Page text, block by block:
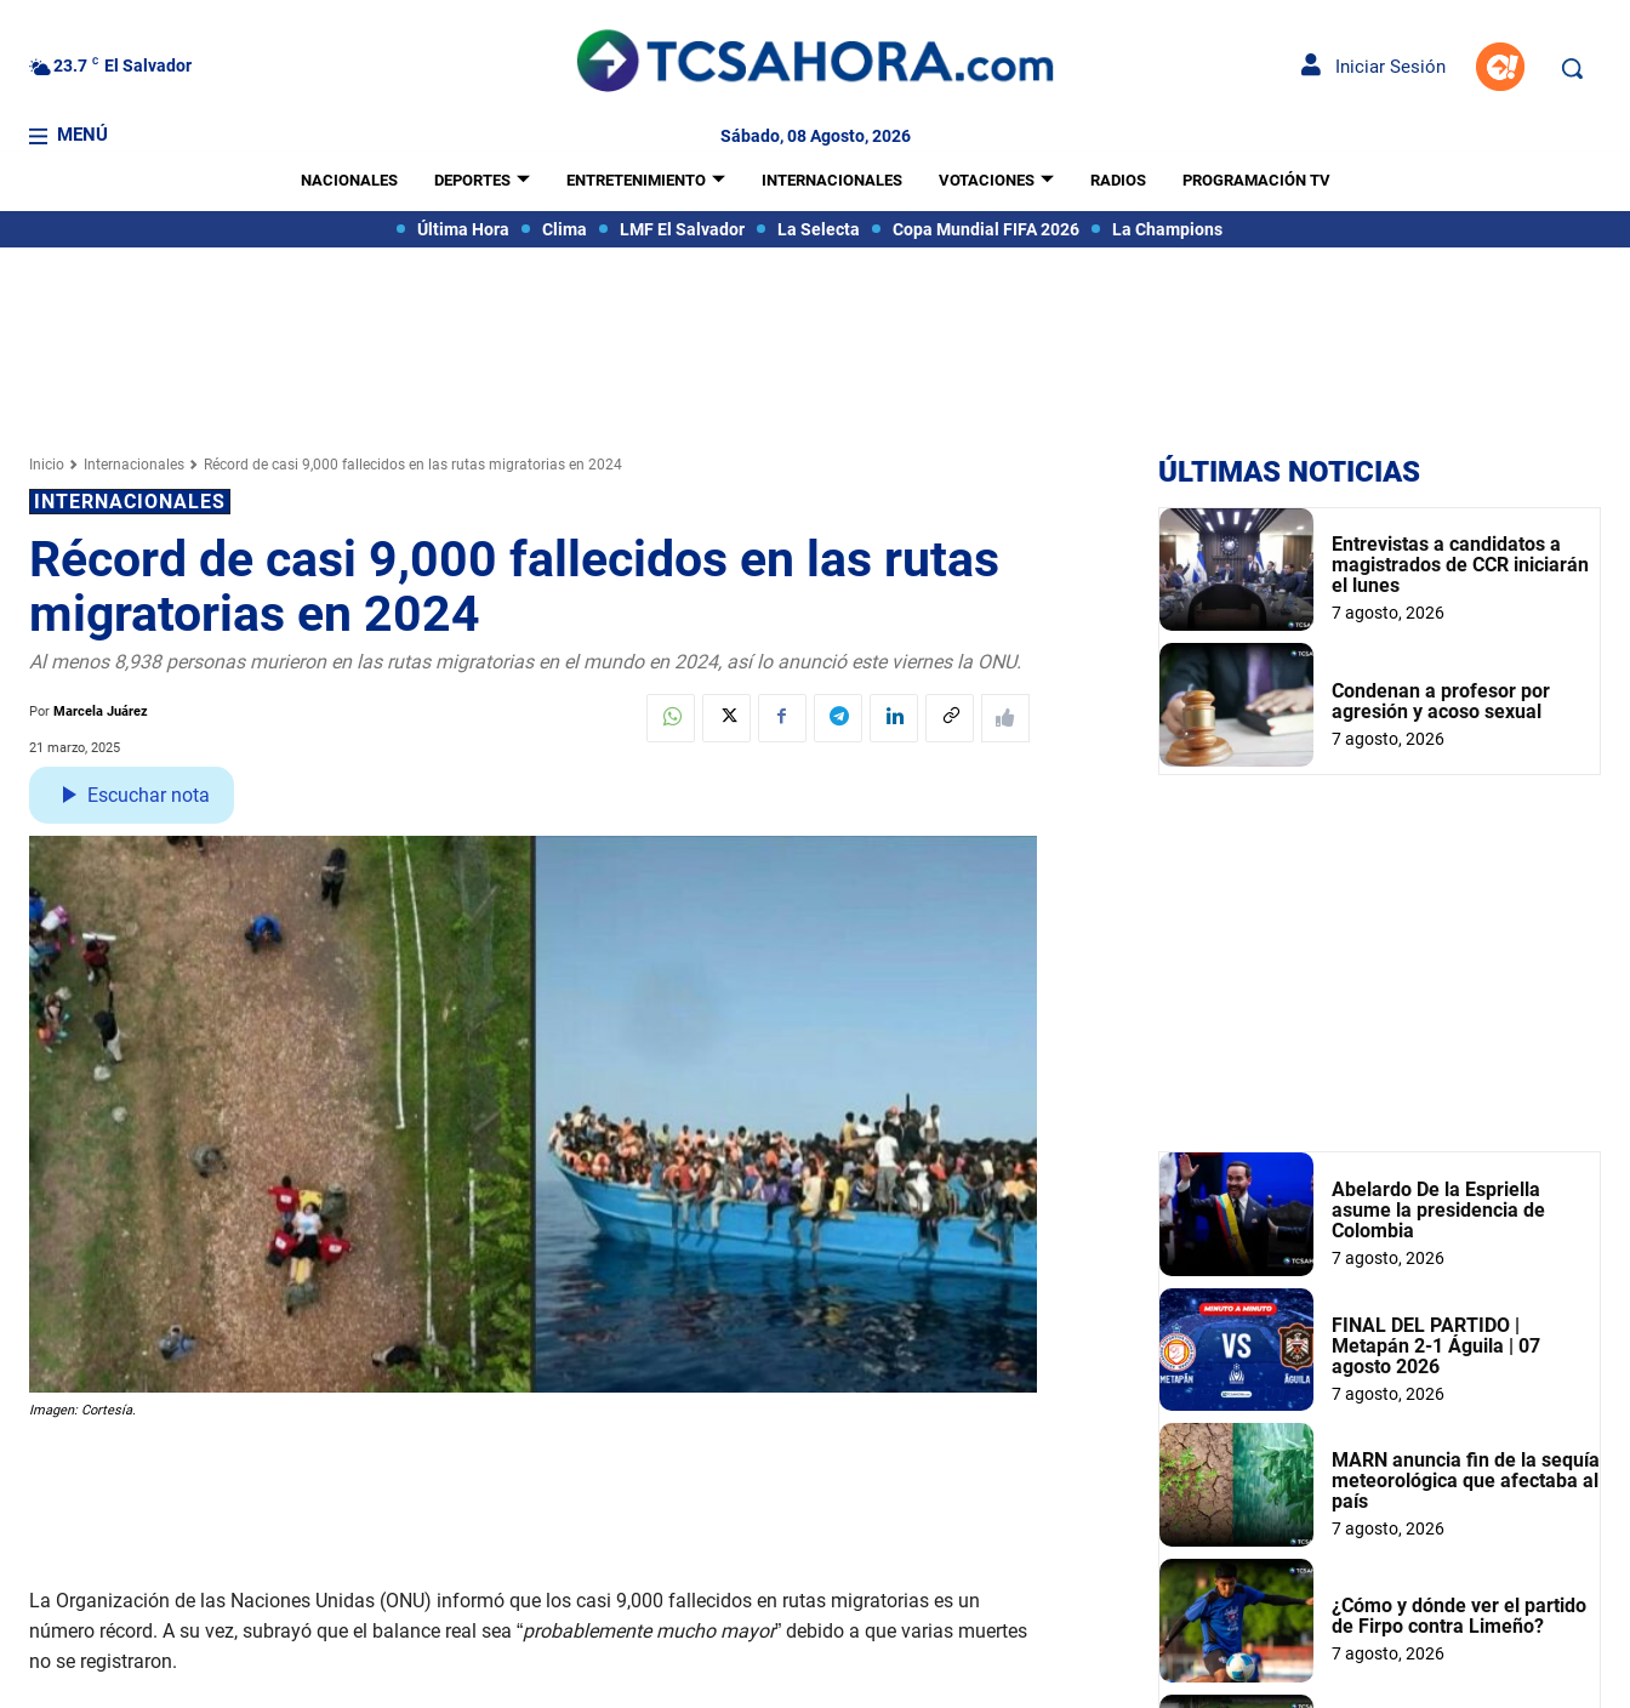
23.7 C El Salvador Iniciar Sesión
MENÚ Sábado, 08 Agosto, 2026
NACIONALES DEPORTES ENTRETENIMIENTO INTERNACIONALES VOTACIONES RADIOS PROGRAMACIÓN TV
Última Hora Clima LMF El Salvador La Selecta Copa Mundial FIFA 2026 La Champions
Inicio Internacionales Récord de casi 9,000 fallecidos en las rutas migratorias en 2024
INTERNACIONALES
Récord de casi 9,000 fallecidos en las rutas
migratorias en 2024
Al menos 8,938 personas murieron en las rutas migratorias en el mundo en 2024, así lo anunció este viernes la ONU.
Por Marcela Juárez
21 marzo, 2025
Escuchar nota
Imagen: Cortesía.
La Organización de las Naciones Unidas (ONU) informó que los casi 9,000 fallecidos en rutas migratorias es un
número récord. A su vez, subrayó que el balance real sea “probablemente mucho mayor” debido a que varias muertes
no se registraron.
ÚLTIMAS NOTICIAS
Entrevistas a candidatos a
magistrados de CCR iniciarán
el lunes
7 agosto, 2026
Condenan a profesor por
agresión y acoso sexual
7 agosto, 2026
Abelardo De la Espriella
asume la presidencia de
Colombia
7 agosto, 2026
FINAL DEL PARTIDO |
Metapán 2-1 Águila | 07
agosto 2026
7 agosto, 2026
MARN anuncia fin de la sequía
meteorológica que afectaba al
país
7 agosto, 2026
¿Cómo y dónde ver el partido
de Firpo contra Limeño?
7 agosto, 2026